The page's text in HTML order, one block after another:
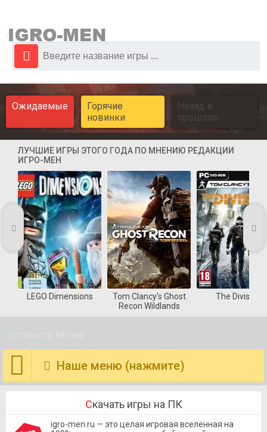
Ожидаемые
Горячие
новинки
Назад в
прошлое
ЛУЧШИЕ ИГРЫ ЭТОГО ГОДА ПО МНЕНИЮ РЕДАКЦИИ
ИГРО-МЕН
The Division
Deus Ex Mankind
Divided
Deadlight
Наше меню (нажмите)
Скачать игры на ПК
igro-men.ru — это целая игровая вселенная на